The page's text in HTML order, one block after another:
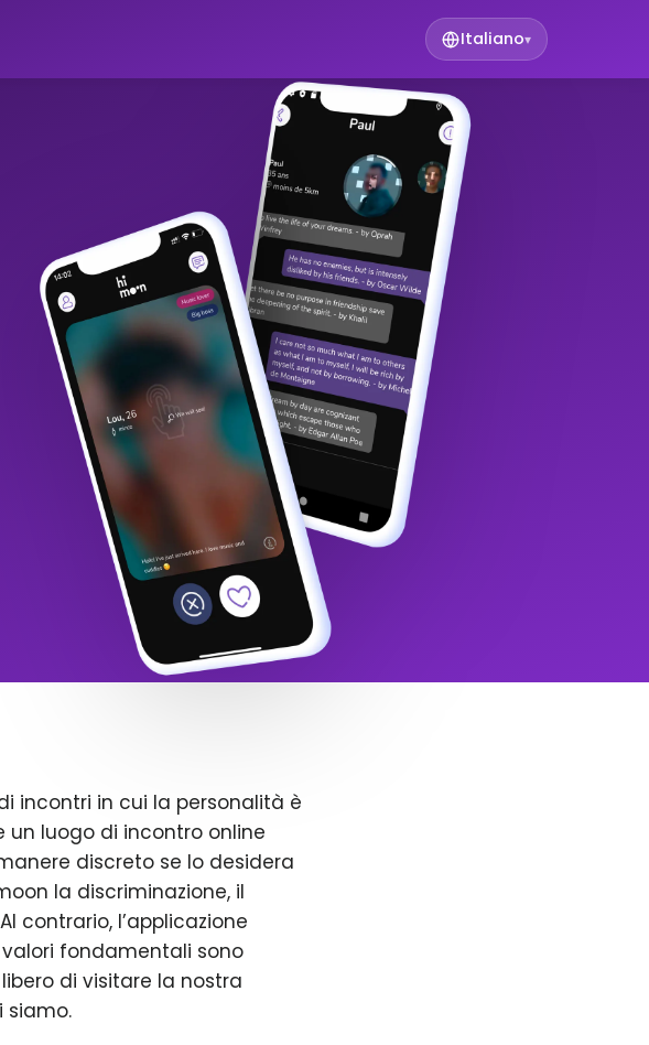
Italiano▾
incontri in cui la personalità è
luogo di incontro online
discreto se lo desidera
la discriminazione, il
contrario, l’applicazione
fondamentali sono
di visitare la nostra
siamo.